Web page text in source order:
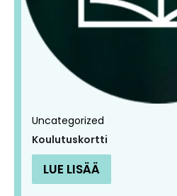
Uncategorized
Koulutuskortti
LUE LISÄÄ